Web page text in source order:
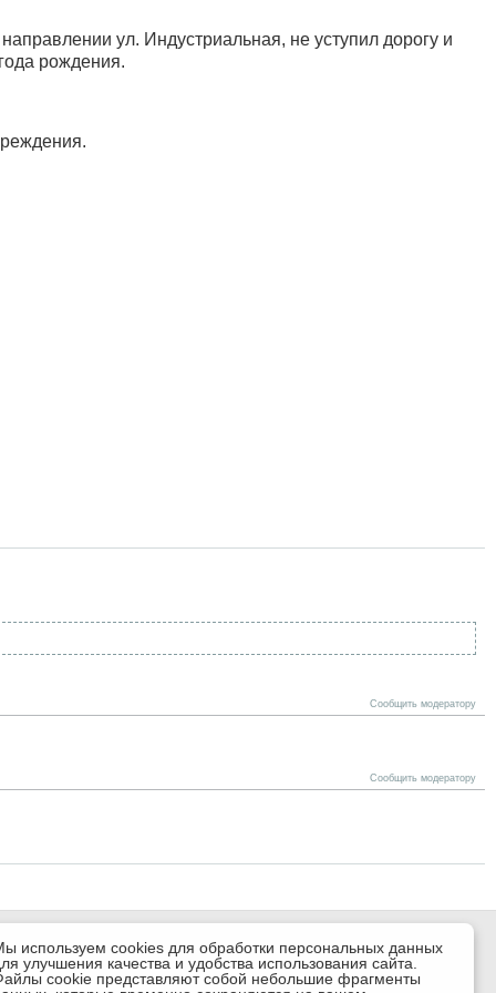
ул. Индустриальная, не уступил дорогу и
рождения.
Сообщить модератору
Сообщить модератору
используем cookies для обработки персональных данных
улучшения качества и удобства использования сайта.
cookie представляют собой небольшие фрагменты